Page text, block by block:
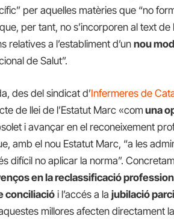
per aquelles matèries que “no
per tant, no s’incorporen al text
relatives a l’establiment d’unnou
de Salut”.
des del sindicat d’Infermeres de
de llei de l’Estatut Marc «comuna
i avançar en el reconeixement
amb el nou Estatut Marc, “a les
difícil no aplicar la norma”.
en la reclassificació
conciliació i l’accés a lajubilació
millores afecten directament